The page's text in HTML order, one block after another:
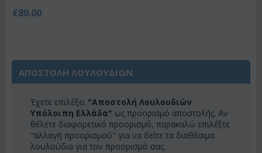
€80.00
ΑΠΟΣΤΟΛΗ ΛΟΥΛΟΥΔΙΩΝ
Έχετε επιλέξει "Αποστολή Λουλουδιών
Υπόλοιπη Ελλάδα" ως προορισμό αποστολής. Αν
θέλετε διαφορετικό προορισμό, παρακαλώ επιλέξτε
"αλλαγή προορισμού" για να δείτε τα διαθέσιμα
λουλούδια για τον προορισμό σας.